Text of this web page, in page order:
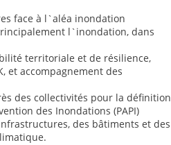
face à l`aléa inondation
l`inondation, dans
territoriale et de résilience,
et accompagnement des
des collectivités pour la définition
des Inondations (PAPI)
des bâtiments et des